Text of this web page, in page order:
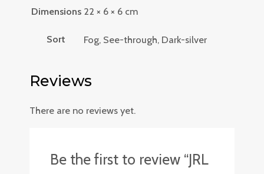
Dimensions 22 × 6 × 6 cm
Sort Fog, See-through, Dark-silver
Reviews
There are no reviews yet.
Be the first to review “JRL